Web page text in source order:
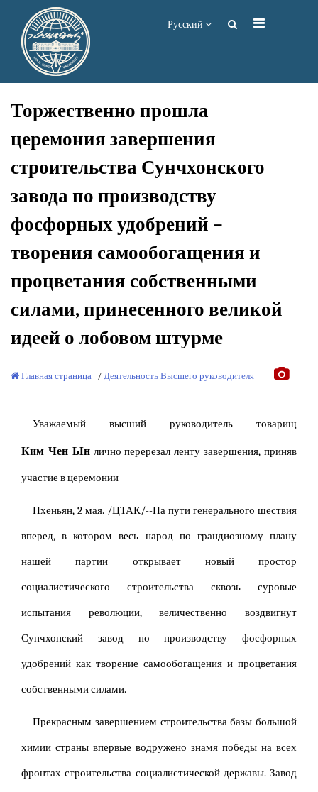
Русский
Торжественно прошла
церемония завершения
строительства Сунчхонского
завода по производству
фосфорных удобрений –
творения самообогащения и
процветания собственными
силами, принесенного великой
идеей о лобовом штурме
Главная страница / Деятельность Высшего руководителя
Уважаемый высший руководитель товарищ
Ким Чен Ынлично перерезал ленту завершения, приняв
участие в церемонии
Пхеньян, 2 мая. /ЦТАК/--На пути генерального шествия
вперед, в котором весь народ по грандиозному плану
нашей партии открывает новый простор
социалистического строительства сквозь суровые
испытания революции, величественно воздвигнут
Сунчхонский завод по производству фосфорных
удобрений как творение самообогащения и процветания
собственными силами.
Прекрасным завершением строительства базы большой
химии страны впервые водружено знамя победы на всех
фронтах строительства социалистической державы. Завод